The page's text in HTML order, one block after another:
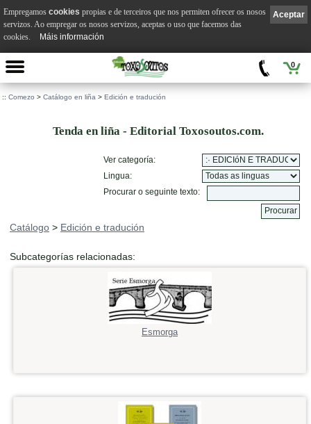
0
:: Comezo > Catálogo en liña > Edición e tradución
Tenda en liña - Editorial Toxosoutos.com.
Ver categoría:
Lingua:
Procurar o seguinte texto:
Catálogo > Edición e tradución
Subcategorías relacionadas:
Esmorga
Aceptar
Empregamos cookies propias e de terceiros que nos permiten ofrecer os nosos
servizos. Ao empregar os nosos servizos, aceptas o uso que facemos das
cookies.
Máis información